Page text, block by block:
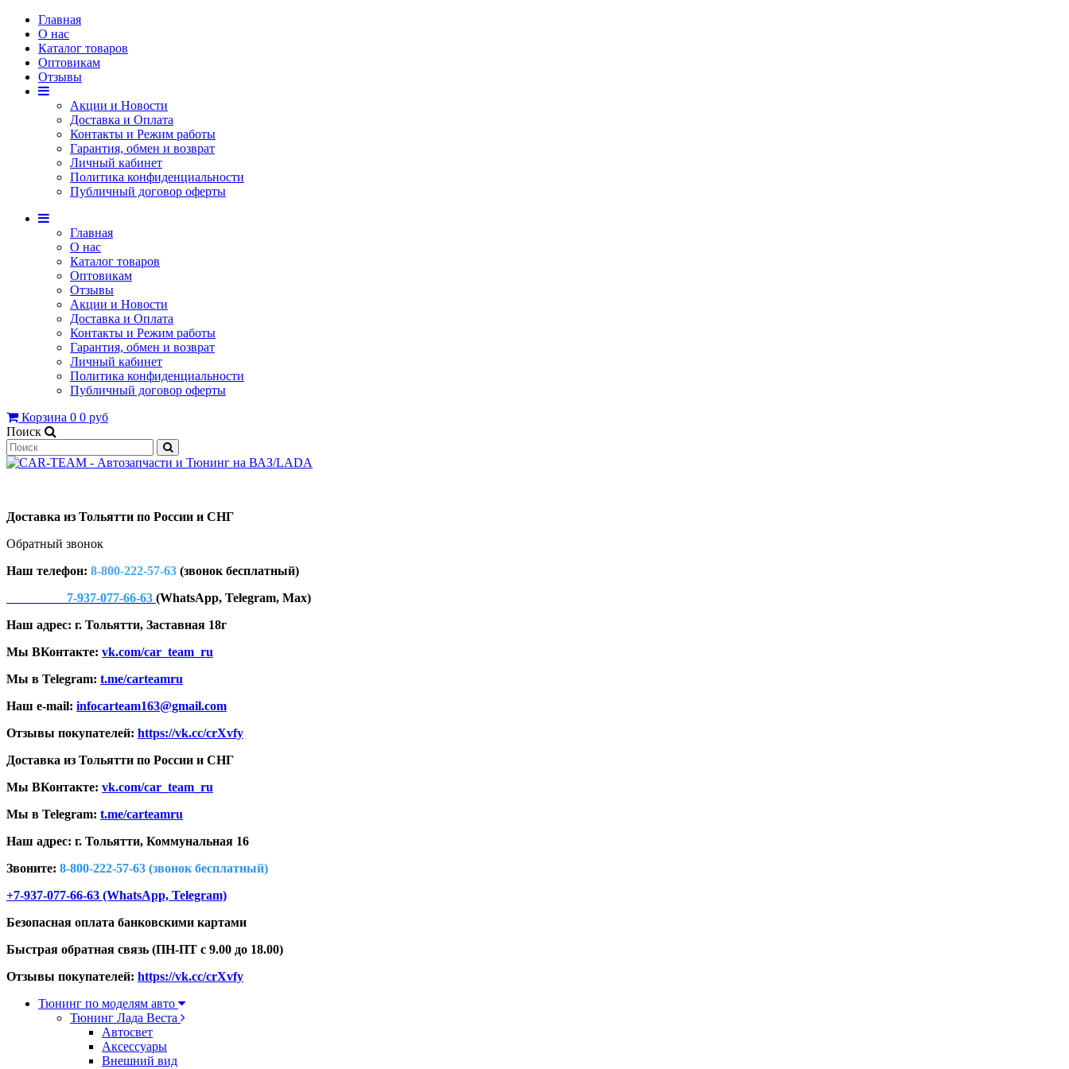
Главная
О нас
Каталог товаров
Оптовикам
Отзывы
Акции и Новости
Доставка и Оплата
Контакты и Режим работы
Гарантия, обмен и возврат
Личный кабинет
Политика конфиденциальности
Публичный договор оферты
Главная
О нас
Каталог товаров
Оптовикам
Отзывы
Акции и Новости
Доставка и Оплата
Контакты и Режим работы
Гарантия, обмен и возврат
Личный кабинет
Политика конфиденциальности
Публичный договор оферты
Корзина 0 0 руб
Поиск
Доставка из Тольятти по России и СНГ
Обратный звонок
Наш телефон: 8-800-222-57-63 (звонок бесплатный)
7-937-077-66-63 (WhatsApp, Telegram, Max)
Наш адрес: г. Тольятти, Заставная 18г
Мы ВКонтакте: vk.com/car_team_ru
Мы в Telegram: t.me/carteamru
Наш e-mail: infocarteam163@gmail.com
Отзывы покупателей: https://vk.cc/crXvfy
Доставка из Тольятти по России и СНГ
Мы ВКонтакте: vk.com/car_team_ru
Мы в Telegram: t.me/carteamru
Наш адрес: г. Тольятти, Коммунальная 16
Звоните: 8-800-222-57-63 (звонок бесплатный)
+7-937-077-66-63 (WhatsApp, Telegram)
Безопасная оплата банковскими картами
Быстрая обратная связь (ПН-ПТ с 9.00 до 18.00)
Отзывы покупателей: https://vk.cc/crXvfy
Тюнинг по моделям авто
Тюнинг Лада Веста
Автосвет
Аксессуары
Внешний вид